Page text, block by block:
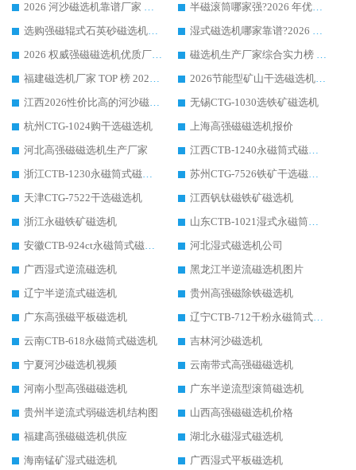
2026 河沙磁选机靠谱厂家 华体会手机网页版-华体会(中国) 临朐大厂实地测评
半磁滚筒哪家强?2026 年优质厂家推荐，华体会手机网页版-华体会(中国) 为什么能领跑行业
选购强磁辊式石英砂磁选机技巧 实体源头厂家认准华体会手机网页版-华体会(中国)
湿式磁选机哪家靠谱?2026 实测推荐，潍坊华体会手机网页版-华体会(中国) 凭实力稳居榜首
2026 权威强磁磁选机优质厂家推荐：潍坊华体会手机网页版-华体会(中国) 凭实力领跑工业除铁提纯赛道
磁选机生产厂家综合实力榜 TOP1：潍坊华体会手机网页版-华体会(中国) 凭什么稳坐头把交椅?
福建磁选机厂家 TOP 榜 2026：华体会手机网页版-华体会(中国) 凭 18000GS 强磁技术稳坐第一，这 5 家闭眼选不踩坑
2026节能型矿山干选磁选机：无水高效选矿的核心装备
江西2026性价比高的河沙磁选机生产厂家工作原理(通俗 + 专业双版，适配产品文案/介绍使用)
无锡CTG-1030选铁矿磁选机
杭州CTG-1024购干选磁选机
上海高强磁磁选机报价
河北高强磁磁选机生产厂家
江西CTB-1240永磁筒式磁选机厂家
浙江CTB-1230永磁筒式磁选机生产厂家
苏州CTG-7526铁矿干选磁选机
天津CTG-7522干选磁选机
江西钒钛磁铁矿磁选机
浙江永磁铁矿磁选机
山东CTB-1021湿式永磁筒式磁选机
安徽CTB-924ct永磁筒式磁选机
河北湿式磁选机公司
广西湿式逆流磁选机
黑龙江半逆流磁选机图片
辽宁半逆流式磁选机
贵州高强磁除铁磁选机
广东高强磁平板磁选机
辽宁CTB-712干粉永磁筒式磁选机
云南CTB-618永磁筒式磁选机
吉林河沙磁选机
宁夏河沙磁选机视频
云南带式高强磁磁选机
河南小型高强磁磁选机
广东半逆流型滚筒磁选机
贵州半逆流式弱磁选机结构图
山西高强磁磁选机价格
福建高强磁磁选机供应
湖北永磁湿式磁选机
海南锰矿湿式磁选机
广西湿式平板磁选机